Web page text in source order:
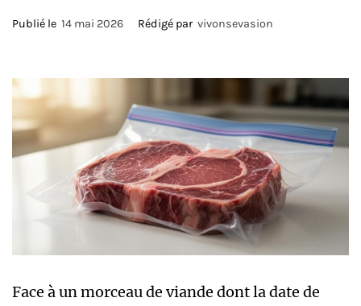
Publié le 14 mai 2026 Rédigé par vivonsevasion
Face à un morceau de viande dont la date de